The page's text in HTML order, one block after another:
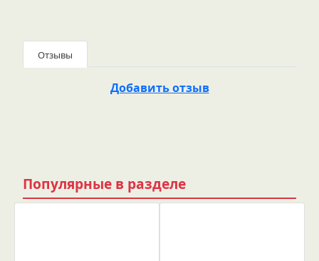
Отзывы
Добавить отзыв
Популярные в разделе